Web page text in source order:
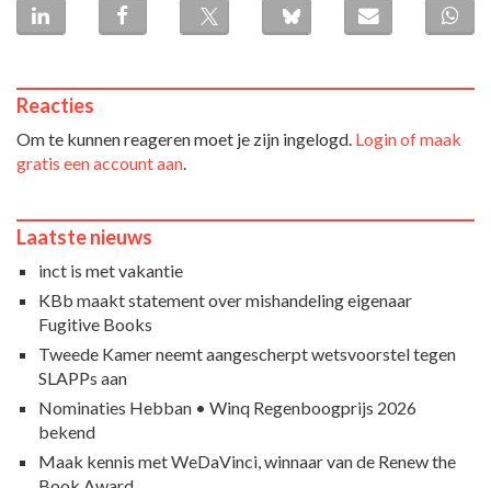
Reacties
Om te kunnen reageren moet je zijn ingelogd. Login of maak
gratis een account aan
Laatste nieuws
inct is met vakantie
KBb maakt statement over mishandeling eigenaar
Fugitive Books
Tweede Kamer neemt aangescherpt wetsvoorstel tegen
SLAPPs aan
Nominaties Hebban • Winq Regenboogprijs 2026
bekend
Maak kennis met WeDaVinci, winnaar van de Renew the